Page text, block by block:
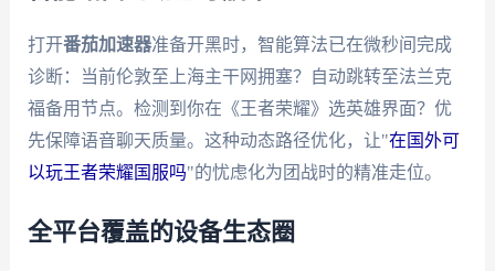
打开番茄加速器准备开黑时，智能算法已在微秒间完成
诊断：当前伦敦至上海主干网拥塞？自动跳转至法兰克
福备用节点。检测到你在《王者荣耀》选英雄界面？优
先保障语音聊天质量。这种动态路径优化，让"在国外可
以玩王者荣耀国服吗"的忧虑化为团战时的精准走位。
全平台覆盖的设备生态圈